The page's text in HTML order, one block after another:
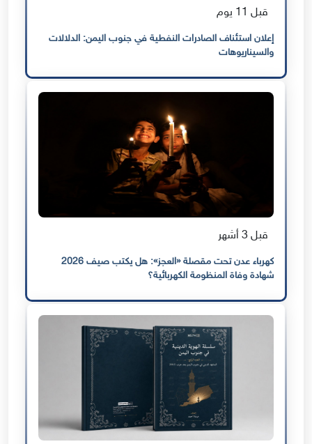
قبل 11 يوم
إعلان استئناف الصادرات النفطية في جنوب اليمن: الدلالات
والسيناريوهات
قبل 3 أشهر
كهرباء عدن تحت مقصلة «العجز»: هل يكتب صيف 2026
شهادة وفاة المنظومة الكهربائية؟